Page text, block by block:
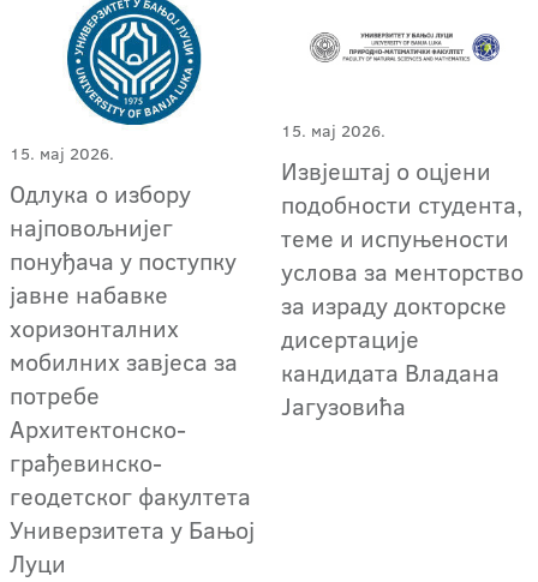
15. мај 2026.
Одлука о избору
најповољнијег
понуђача у поступку
јавне набавке
хоризонталних
мобилних завјеса за
потребе
Архитектонско-
грађевинско-
геодетског факултета
Универзитета у Бањој
Луци
15. мај 2026.
Извјештај о оцјени
подобности студента,
теме и испуњености
услова за менторство
за израду докторске
дисертације
кандидата Владана
Јагузовића